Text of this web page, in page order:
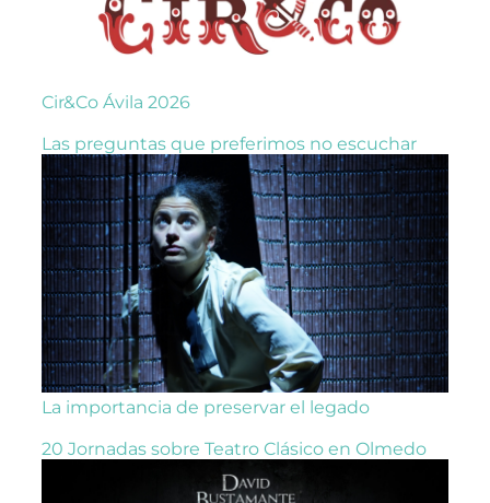
Cir&Co Ávila 2026
Las preguntas que preferimos no escuchar
La importancia de preservar el legado
20 Jornadas sobre Teatro Clásico en Olmedo